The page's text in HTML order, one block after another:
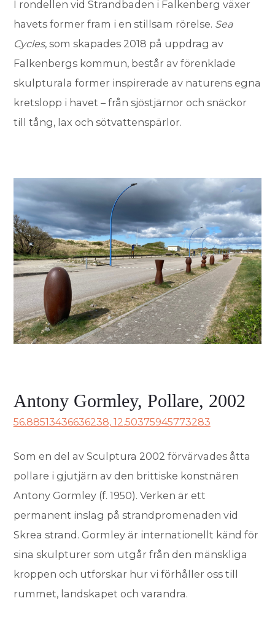
I rondellen vid Strandbaden i Falkenberg växer
havets former fram i en stillsam rörelse. Sea
Cycles, som skapades 2018 på uppdrag av
Falkenbergs kommun, består av förenklade
skulpturala former inspirerade av naturens egna
kretslopp i havet – från sjöstjärnor och snäckor
till tång, lax och sötvattenspärlor.
Antony Gormley, Pollare, 2002
56.88513436636238, 12.50375945773283
Som en del av Sculptura 2002 förvärvades åtta
pollare i gjutjärn av den brittiske konstnären
Antony Gormley (f. 1950). Verken är ett
permanent inslag på strandpromenaden vid
Skrea strand. Gormley är internationellt känd för
sina skulpturer som utgår från den mänskliga
kroppen och utforskar hur vi förhåller oss till
rummet, landskapet och varandra.